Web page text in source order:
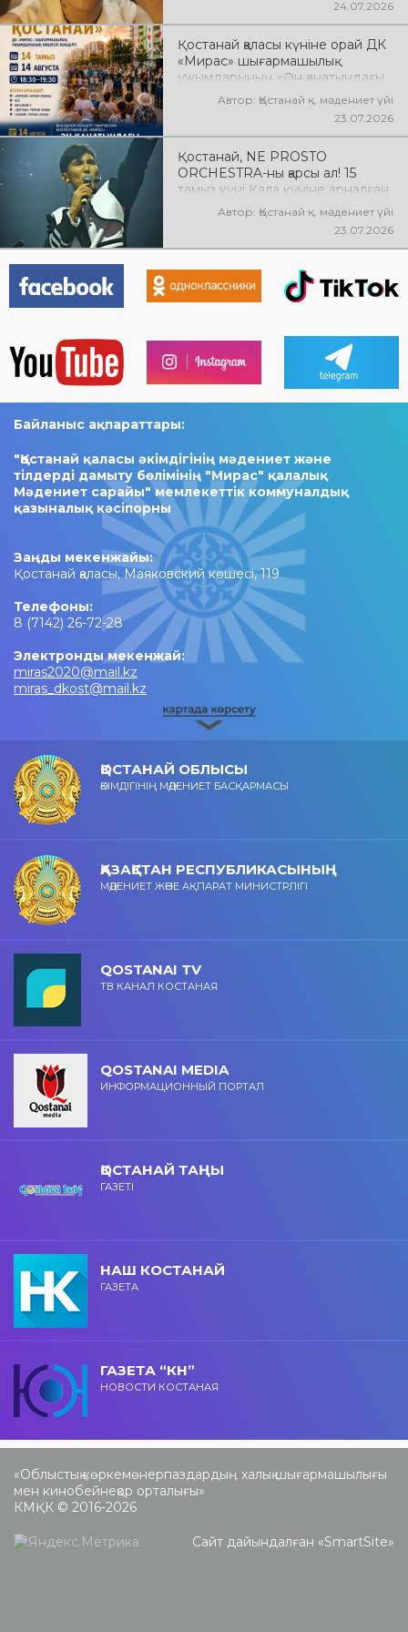
24.07.2026
Қостанай қаласы күніне орай ДК
«Мирас» шығармашылық
ұжымдарының «Ән қанатындағы
Қостанай» көшпелі концерті
өтеді! Баршаңызды мерекелік
Автор: Қостанай қ. мәдениет үйі
23.07.2026
Қостанай, NE PROSTO
ORCHESTRA-ны қарсы ал! 15
тамыз күні Қала күніне арналған
мерекелік концертте NE
PROSTO ORCHESTRA өнер
көрсетеді! @ne_prosto_orchestra
Автор: Қостанай қ. мәдениет үйі
23.07.2026
Байланыс ақпараттары:
"Қостанай қаласы әкімдігінің мәдениет және
тілдерді дамыту бөлімінің "Мирас" қалалық
Мәдениет сарайы" мемлекеттік коммуналдық
қазыналық кәсіпорны
Заңды мекенжайы:
Қостанай қаласы, Маяковский көшесі, 119
Телефоны:
8 (7142) 26-72-28
Электронды мекенжай:
miras2020@mail.kz
miras_dkost@mail.kz
ҚОСТАНАЙ ОБЛЫСЫ
ӘКІМДІГІНІҢ МӘДЕНИЕТ БАСҚАРМАСЫ
ҚАЗАҚСТАН РЕСПУБЛИКАСЫНЫҢ
МӘДЕНИЕТ ЖӘНЕ АҚПАРАТ МИНИСТРЛІГІ
QOSTANAI TV
ТВ КАНАЛ КОСТАНАЯ
QOSTANAI MEDIA
ИНФОРМАЦИОННЫЙ ПОРТАЛ
ҚОСТАНАЙ ТАҢЫ
ГАЗЕТІ
НАШ КОСТАНАЙ
ГАЗЕТА
ГАЗЕТА “КН”
НОВОСТИ КОСТАНАЯ
«Облыстық көркемөнерпаздардың халық шығармашылығы
мен кинобейнеқор орталығы»
КМҚК © 2016-2026
Сайт дайындалған «SmartSite»